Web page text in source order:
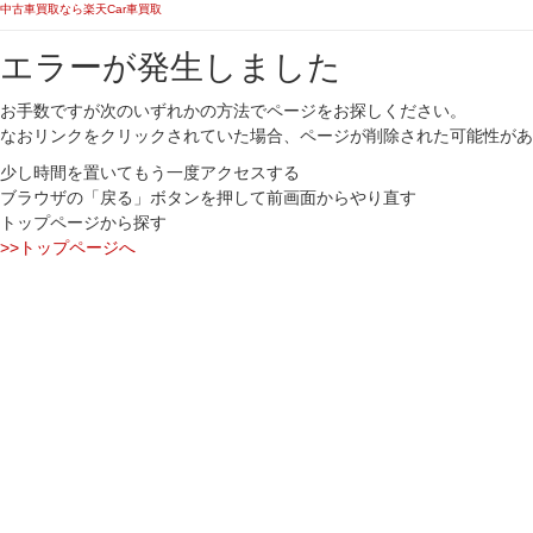
中古車買取なら楽天Car車買取
エラーが発生しました
お手数ですが次のいずれかの方法でページをお探しください。
なおリンクをクリックされていた場合、ページが削除された可能性が
少し時間を置いてもう一度アクセスする
ブラウザの「戻る」ボタンを押して前画面からやり直す
トップページから探す
>>トップページへ